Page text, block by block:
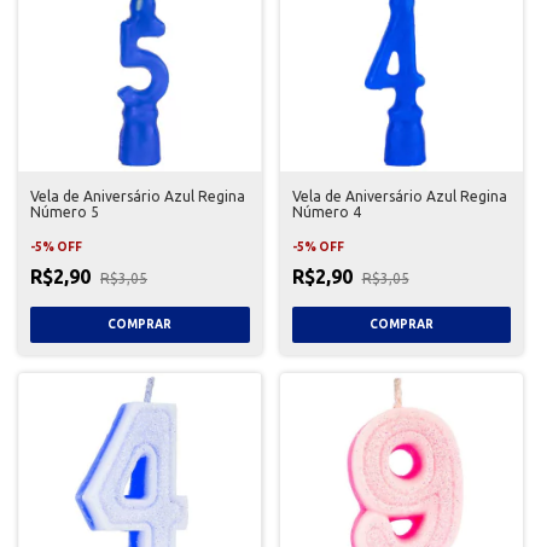
Vela de Aniversário Azul Regina
Número 5
-5% OFF
R$2,90 R$3,05
Vela de Aniversário Azul Regina
Número 4
-5% OFF
R$2,90 R$3,05